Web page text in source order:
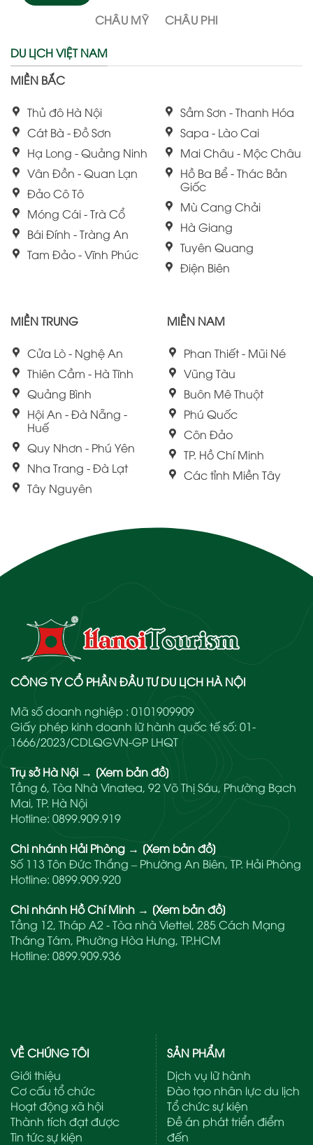
CHÂU MỸ
CHÂU PHI
DU LỊCH VIỆT NAM
MIỀN BẮC
Thủ đô Hà Nội
Cát Bà - Đồ Sơn
Hạ Long - Quảng Ninh
Vân Đồn - Quan Lạn
Đảo Cô Tô
Móng Cái - Trà Cổ
Bái Đính - Tràng An
Tam Đảo - Vĩnh Phúc
Sầm Sơn - Thanh Hóa
Sapa - Lào Cai
Mai Châu - Mộc Châu
Hồ Ba Bể - Thác Bản
Giốc
Mù Cang Chải
Hà Giang
Tuyên Quang
Điện Biên
MIỀN TRUNG
Cửa Lò - Nghệ An
Thiên Cầm - Hà Tĩnh
Quảng Bình
Hội An - Đà Nẵng -
Huế
Quy Nhơn - Phú Yên
Nha Trang - Đà Lạt
Tây Nguyên
MIỀN NAM
Phan Thiết - Mũi Né
Vũng Tàu
Buôn Mê Thuột
Phú Quốc
Côn Đảo
TP. Hồ Chí Minh
Các tỉnh Miền Tây
CÔNG TY CỔ PHẦN ĐẦU TƯ DU LỊCH HÀ NỘI
Mã số doanh nghiệp : 0101909909
Giấy phép kinh doanh lữ hành quốc tế số: 01-
1666/2023/CDLQGVN-GP LHQT
Trụ sở Hà Nội → [Xem bản đồ]
Tầng 6, Tòa Nhà Vinatea, 92 Võ Thị Sáu, Phường Bạch
Mai, TP. Hà Nội
Hotline: 0899.909.919
Chi nhánh Hải Phòng → [Xem bản đồ]
Số 113 Tôn Đức Thắng – Phường An Biên, TP. Hải Phòng
Hotline: 0899.909.920
Chi nhánh Hồ Chí Minh → [Xem bản đồ]
Tầng 12, Tháp A2 - Tòa nhà Viettel, 285 Cách Mạng
Tháng Tám, Phường Hòa Hưng, TP.HCM
Hotline: 0899.909.936
VỀ CHÚNG TÔI
Giới thiệu
Cơ cấu tổ chức
Hoạt động xã hội
Thành tích đạt được
Tin tức sự kiện
SẢN PHẨM
Dịch vụ lữ hành
Đào tạo nhân lực du lịch
Tổ chức sự kiện
Đề án phát triển điểm
đến